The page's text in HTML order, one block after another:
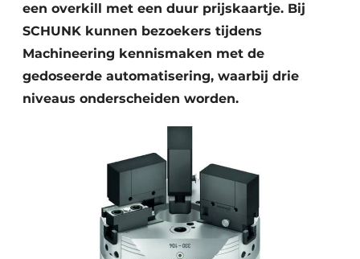
een overkill met een duur prijskaartje. Bij
SCHUNK kunnen bezoekers tijdens
Machineering kennismaken met de
gedoseerde automatisering, waarbij drie
niveaus onderscheiden worden.